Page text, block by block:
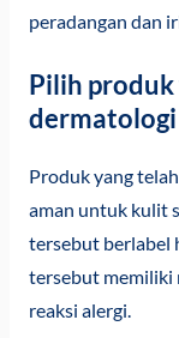
peradangan dan
Pilih
Produk yang
aman untuk kulit
tersebut berlabel
tersebut memiliki
reaksi alergi.